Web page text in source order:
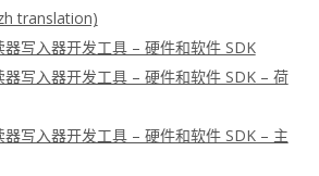
translation)
器写入器开发工具 – 硬件和软件 SDK
器写入器开发工具 – 硬件和软件 SDK – 荷
器写入器开发工具 – 硬件和软件 SDK – 主